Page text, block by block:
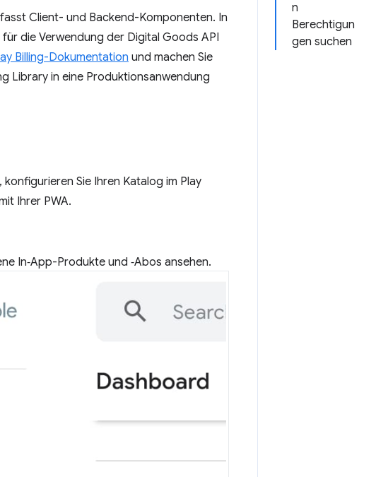
n
Berechtigun
gen suchen
Client- und Backend-Komponenten. In
die Verwendung der Digital Goods API
Billing-Dokumentation und machen Sie
Library in eine Produktionsanwendung
Sie Ihren Katalog im Play
Ihrer PWA.
In‑App-Produkte und ‑Abos ansehen.